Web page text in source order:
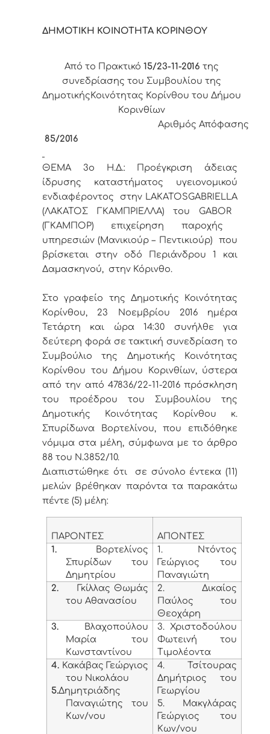
ΔΗΜΟΤΙΚΗ ΚΟΙΝΟΤΗΤΑ ΚΟΡΙΝΘΟΥ
Από το Πρακτικό 15/23-11-2016της
συνεδρίασης του Συμβουλίου της
ΔημοτικήςΚοινότητας Κορίνθου του Δήμου
Κορινθίων
Αριθμός Απόφασης
85/2016
ΘΕΜΑ 3o Η.Δ.:
Προέγκριση άδειας
ίδρυσης καταστήματος υγειονομικού
ενδιαφέροντος στην LAKATOSGABRIELLA
(ΛΑΚΑΤΟΣ ΓΚΑΜΠΡΙΕΛΛΑ) του GABOR
(ΓΚΑΜΠΟΡ) επιχείρηση παροχής
υπηρεσιών (Μανικιούρ – Πεντικιούρ) που
βρίσκεται στην οδό Περιάνδρου 1 και
Δαμασκηνού, στην Κόρινθο.
Στο γραφείο της Δημοτικής Κοινότητας
Κορίνθου, 23 Νοεμβρίου 2016 ημέρα
Τετάρτη και ώρα 14:30 συνήλθε για
δεύτερη φορά σε τακτική συνεδρίαση το
Συμβούλιο της Δημοτικής Κοινότητας
Κορίνθου του Δήμου Κορινθίων, ύστερα
από την από 47836/22-11-2016 πρόσκληση
του προέδρου του Συμβουλίου της
Δημοτικής Κοινότητας Κορίνθου κ.
Σπυρίδωνα Βορτελίνου, που επιδόθηκε
νόμιμα στα μέλη, σύμφωνα με το άρθρο
88 του Ν.3852/10.
Διαπιστώθηκε ότι σε σύνολο έντεκα (11)
μελών βρέθηκαν παρόντα τα παρακάτω
πέντε (5) μέλη:
ΠΑΡΟΝΤΕΣ
ΑΠΟΝΤΕΣ
1.
Βορτελίνος
Σπυρίδων του
Δημητρίου
1. Ντόντος
Γεώργιος του
Παναγιώτη
2.
Γκίλλας Θωμάς
του Αθανασίου
2. Δικαίος
Παύλος του
Θεοχάρη
3.
Βλαχοπούλου
Μαρία του
Κωνσταντίνου
3. Χριστοδούλου
Φωτεινή του
Τιμολέοντα
4. Κακάβας Γεώργιος
του Νικολάου
5.Δημητριάδης
Παναγιώτης του
Κων/νου
4. Τσίτουρας
Δημήτριος του
Γεωργίου
5. Μακγλάρας
Γεώργιος του
Κων/νου